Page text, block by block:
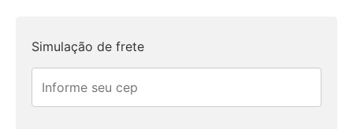
Simulação de frete